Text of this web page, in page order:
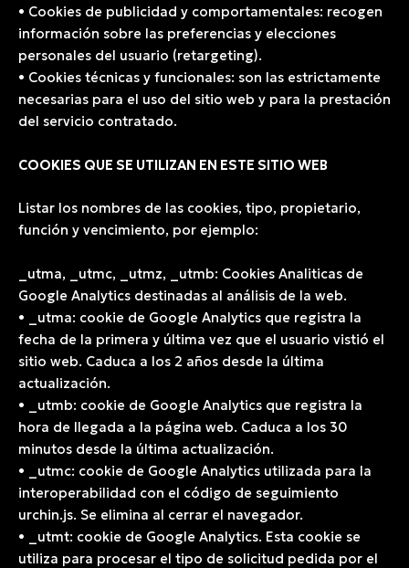
• Cookies de publicidad y comportamentales: recogen
información sobre las preferencias y elecciones
personales del usuario (retargeting).
• Cookies técnicas y funcionales: son las estrictamente
necesarias para el uso del sitio web y para la prestación
del servicio contratado.
COOKIES QUE SE UTILIZAN EN ESTE SITIO WEB
Listar los nombres de las cookies, tipo, propietario,
función y vencimiento, por ejemplo:
_utma, _utmc, _utmz, _utmb: Cookies Analiticas de
Google Analytics destinadas al análisis de la web.
• _utma: cookie de Google Analytics que registra la
fecha de la primera y última vez que el usuario vistió el
sitio web. Caduca a los 2 años desde la última
actualización.
• _utmb: cookie de Google Analytics que registra la
hora de llegada a la página web. Caduca a los 30
minutos desde la última actualización.
• _utmc: cookie de Google Analytics utilizada para la
interoperabilidad con el código de seguimiento
urchin.js. Se elimina al cerrar el navegador.
• _utmt: cookie de Google Analytics. Esta cookie se
utiliza para procesar el tipo de solicitud pedida por el